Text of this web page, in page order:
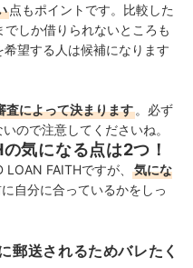
点もポイントです。比較した
しか借りられないところも
望する人は候補になります
査によって決まります 。 必ず
ので注意してくださいね。
気になる点は2つ！
FAITHですが、
気にな
自分に合っているかをしっ
郵送されるためバレたく